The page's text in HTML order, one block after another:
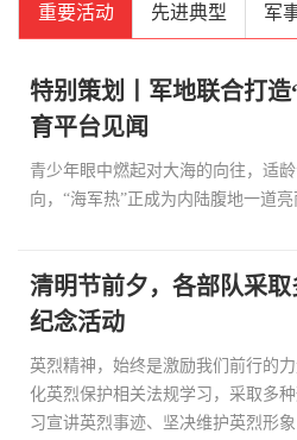
重要活动 先进典型 军
特别策划丨军地联合打
育平台见闻
青少年眼中燃起对大海的向往，适
向，“海军热”正成为内陆腹地一道亮
清明节前夕，各部队采
纪念活动
英烈精神，始终是激励我们前行的
化英烈保护相关法规学习，采取多
习宣讲英烈事迹、坚决维护英烈形